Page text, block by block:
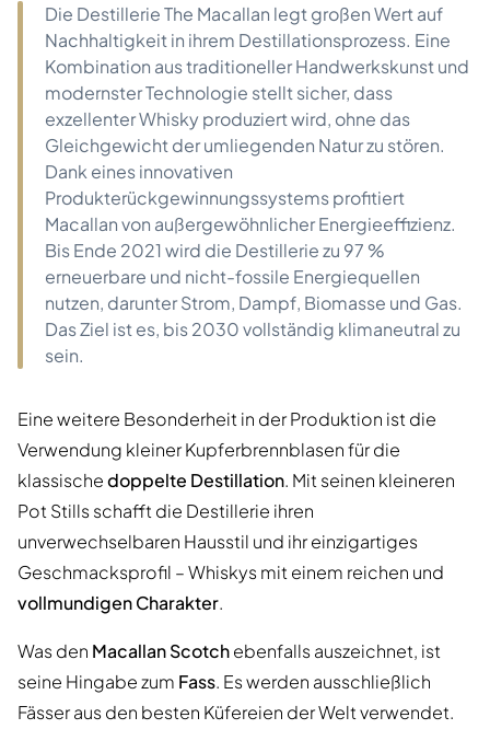
Die Destillerie The Macallan legt großen Wert auf
Nachhaltigkeit in ihrem Destillationsprozess. Eine
Kombination aus traditioneller Handwerkskunst und
modernster Technologie stellt sicher, dass
exzellenter Whisky produziert wird, ohne das
Gleichgewicht der umliegenden Natur zu stören.
Dank eines innovativen
Produkterückgewinnungssystems profitiert
Macallan von außergewöhnlicher Energieeffizienz.
Bis Ende 2021 wird die Destillerie zu 97 %
erneuerbare und nicht-fossile Energiequellen
nutzen, darunter Strom, Dampf, Biomasse und Gas.
Das Ziel ist es, bis 2030 vollständig klimaneutral zu
sein.
Eine weitere Besonderheit in der Produktion ist die
Verwendung kleiner Kupferbrennblasen für die
klassischedoppelte Destillation. Mit seinen kleineren
Pot Stills schafft die Destillerie ihren
unverwechselbaren Hausstil und ihr einzigartiges
Geschmacksprofil – Whiskys mit einem reichen und
vollmundigen Charakter.
Was den Macallan Scotchebenfalls auszeichnet, ist
seine Hingabe zum Fass. Es werden ausschließlich
Fässer aus den besten Küfereien der Welt verwendet.